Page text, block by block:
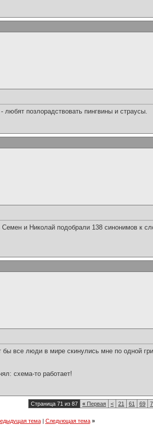
позлорадствовать пингвины и страусы.
и Николай подобрали 138 синонимов к
все люди в мире скинулись мне по одной
схема-то работает!
Страница 71 из 87 « Первая < 21 61 69
тема| Следующая тема »